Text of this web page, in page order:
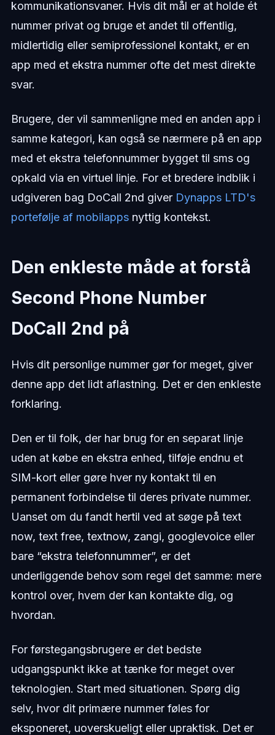
kommunikationsvaner. Hvis dit mål er at holde ét
nummer privat og bruge et andet til offentlig,
midlertidig eller semiprofessionel kontakt, er en
app med et ekstra nummer ofte det mest direkte
svar.
Brugere, der vil sammenligne med en anden app i
samme kategori, kan også se nærmere på en app
med et ekstra telefonnummer bygget til sms og
opkald via en virtuel linje. For et bredere indblik i
udgiveren bag DoCall 2nd giver Dynapps LTD's
portefølje af mobilappsnyttig kontekst.
Den enkleste måde at forstå
Second Phone Number
DoCall 2nd på
Hvis dit personlige nummer gør for meget, giver
denne app det lidt aflastning. Det er den enkleste
forklaring.
Den er til folk, der har brug for en separat linje
uden at købe en ekstra enhed, tilføje endnu et
SIM-kort eller gøre hver ny kontakt til en
permanent forbindelse til deres private nummer.
Uanset om du fandt hertil ved at søge på text
now, text free, textnow, zangi, googlevoice eller
bare “ekstra telefonnummer”, er det
underliggende behov som regel det samme: mere
kontrol over, hvem der kan kontakte dig, og
hvordan.
For førstegangsbrugere er det bedste
udgangspunkt ikke at tænke for meget over
teknologien. Start med situationen. Spørg dig
selv, hvor dit primære nummer føles for
eksponeret, uoverskueligt eller upraktisk. Det er